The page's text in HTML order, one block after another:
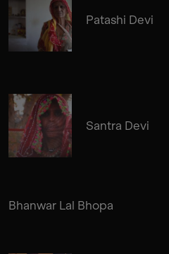
Patashi Devi
Santra Devi
Bhanwar Lal Bhopa